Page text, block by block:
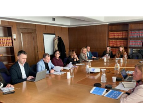
A DGERT recebeu, no dia 3 de fevereiro, a
visita de uma delegação tripartida da
encabeçada pelos representantes do
Ministry of Labour, Employment, Veterans
Social Policy. A visita, no âmbito de um
projeto de cooperação técnica
pela OIT, visava a troca de experiências